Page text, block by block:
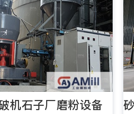
机石子厂磨粉设备